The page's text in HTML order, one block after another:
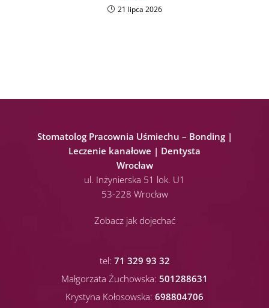
21 lipca 2026
Stomatolog Pracownia Uśmiechu – Bonding |
Leczenie kanałowe | Dentysta
Wrocław
ul. Inżynierska 51 lok. U1
53-228 Wrocław
Zobacz jak dojechać
tel: 71 329 93 32
Małgorzata Żuchowska: 501288631
Krystyna Kołosowska: 698804706